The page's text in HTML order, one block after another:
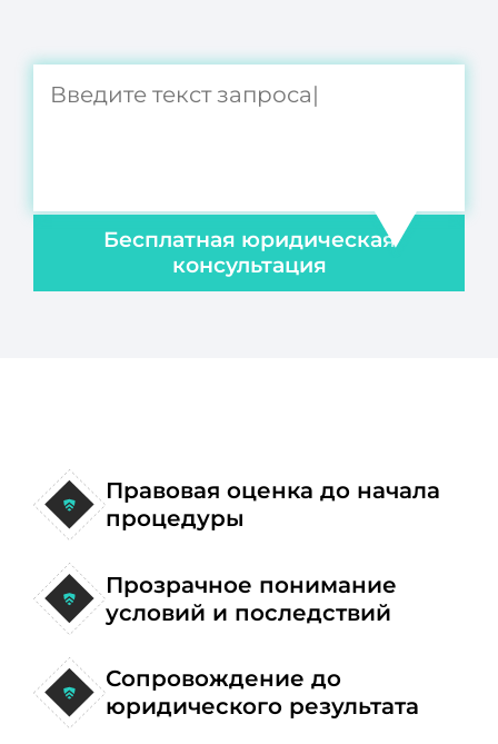
Бесплатная юридическая
консультация
Правовая оценка до начала
процедуры
Прозрачное понимание
условий и последствий
Сопровождение до
юридического результата